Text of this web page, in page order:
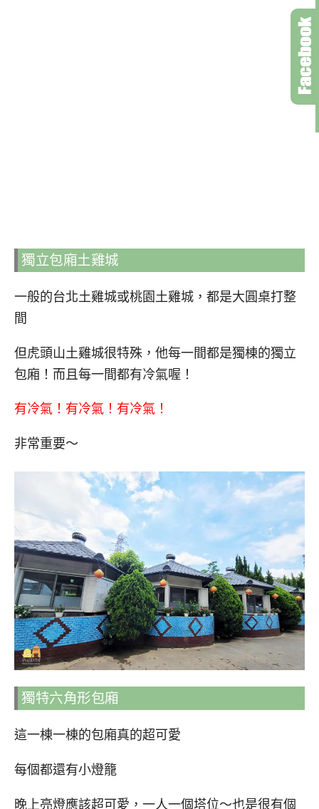
獨立包廂土雞城
一般的台北土雞城或桃園土雞城，都是大圓桌打整
間
但虎頭山土雞城很特殊，他每一間都是獨棟的獨立
包廂！而且每一間都有冷氣喔！
有冷氣！有冷氣！有冷氣！
非常重要～
獨特六角形包廂
這一棟一棟的包廂真的超可愛
每個都還有小燈籠
晚上亮燈應該超可愛，一人一個塔位～也是很有個